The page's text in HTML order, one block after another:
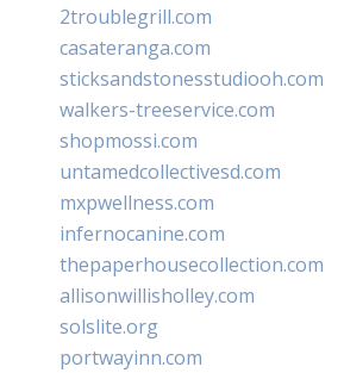
2troublegrill.com
casateranga.com
sticksandstonesstudiooh.com
walkers-treeservice.com
shopmossi.com
untamedcollectivesd.com
mxpwellness.com
infernocanine.com
thepaperhousecollection.com
allisonwillisholley.com
solslite.org
portwayinn.com